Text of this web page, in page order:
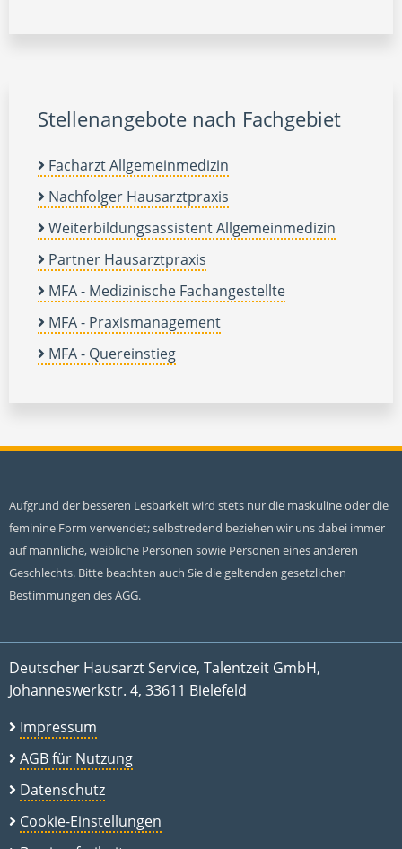
Stellenangebote nach Fachgebiet
Facharzt Allgemeinmedizin
Nachfolger Hausarztpraxis
Weiterbildungsassistent Allgemeinmedizin
Partner Hausarztpraxis
MFA - Medizinische Fachangestellte
MFA - Praxismanagement
MFA - Quereinstieg
Aufgrund der besseren Lesbarkeit wird stets nur die maskuline oder die
feminine Form verwendet; selbstredend beziehen wir uns dabei immer
auf männliche, weibliche Personen sowie Personen eines anderen
Geschlechts. Bitte beachten auch Sie die geltenden gesetzlichen
Bestimmungen des AGG.
Deutscher Hausarzt Service, Talentzeit GmbH,
Johanneswerkstr. 4, 33611 Bielefeld
Impressum
AGB für Nutzung
Datenschutz
Cookie-Einstellungen